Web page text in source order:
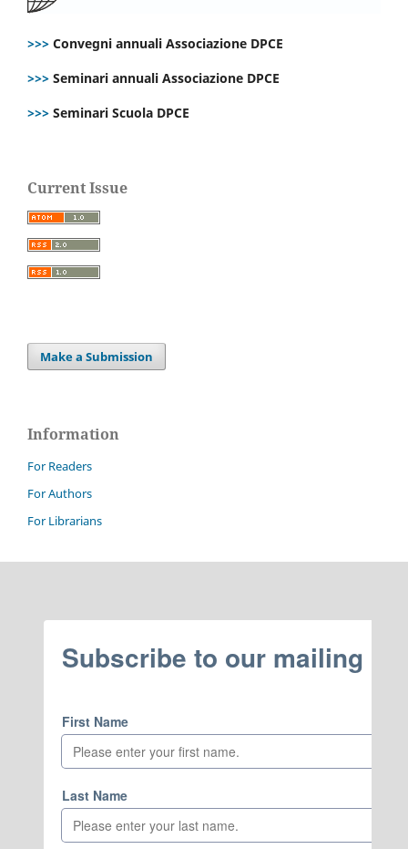
>>> Convegni annuali Associazione DPCE
>>> Seminari annuali Associazione DPCE
>>> Seminari Scuola DPCE
Current Issue
Make a Submission
Information
For Readers
For Authors
For Librarians